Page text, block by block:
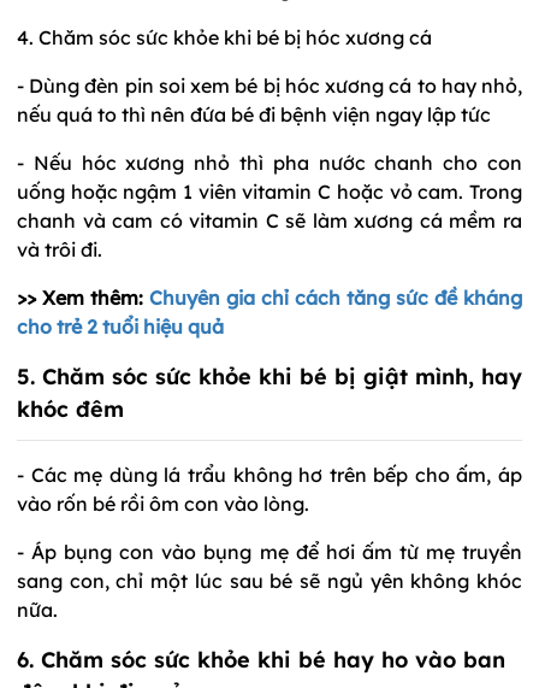
4. Chăm sóc sức khỏe khi bé bị hóc xương cá
- Dùng đèn pin soi xem bé bị hóc xương cá to hay nhỏ,
nếu quá to thì nên đứa bé đi bệnh viện ngay lập tức
- Nếu hóc xương nhỏ thì pha nước chanh cho con
uống hoặc ngậm 1 viên vitamin C hoặc vỏ cam. Trong
chanh và cam có vitamin C sẽ làm xương cá mềm ra
và trôi đi.
>> Xem thêm: Chuyên gia chỉ cách tăng sức đề kháng
cho trẻ 2 tuổi hiệu quả
5. Chăm sóc sức khỏe khi bé bị giật mình, hay
khóc đêm
- Các mẹ dùng lá trẩu không hơ trên bếp cho ấm, áp
vào rốn bé rồi ôm con vào lòng.
- Áp bụng con vào bụng mẹ để hơi ấm từ mẹ truyền
sang con, chỉ một lúc sau bé sẽ ngủ yên không khóc
nữa.
6. Chăm sóc sức khỏe khi bé hay ho vào ban